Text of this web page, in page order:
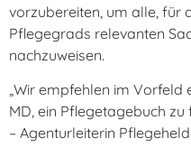
vorzubereiten, um alle, für
Pflegegrads relevanten
nachzuweisen.
„Wir empfehlen im
MD, ein Pflegetagebuch
– Agenturleiterin